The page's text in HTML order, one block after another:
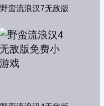
野蛮流浪汉7无敌版